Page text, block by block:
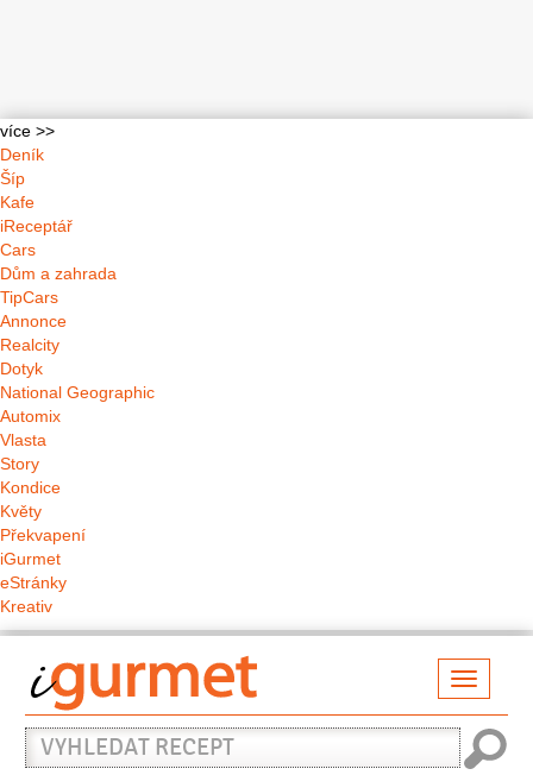
více >>
Deník
Šíp
Kafe
iReceptář
Cars
Dům a zahrada
TipCars
Annonce
Realcity
Dotyk
National Geographic
Automix
Vlasta
Story
Kondice
Květy
Překvapení
iGurmet
eStránky
Kreativ
Vyhledat
recept